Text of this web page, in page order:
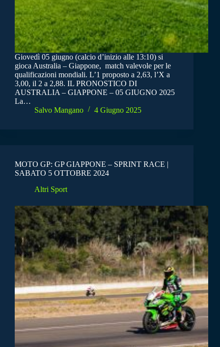
Giovedì 05 giugno (calcio d’inizio alle 13:10) si
gioca Australia – Giappone, match valevole per le
qualificazioni mondiali. L’1 proposto a 2,63, l’X a
3,00, il 2 a 2,88. IL PRONOSTICO DI
AUSTRALIA – GIAPPONE – 05 GIUGNO 2025
La…
Salvo Mangano
4 Giugno 2025
MOTO GP: GP GIAPPONE – SPRINT RACE |
SABATO 5 OTTOBRE 2024
Altri Sport